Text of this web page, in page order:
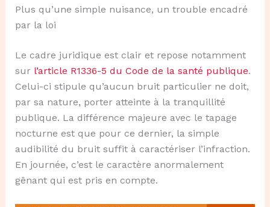
Plus qu’une simple nuisance, un trouble encadré
par la loi
Le cadre juridique est clair et repose notamment
sur l’article R1336-5 du Code de la santé publique.
Celui-ci stipule qu’aucun bruit particulier ne doit,
par sa nature, porter atteinte à la tranquillité
publique. La différence majeure avec le tapage
nocturne est que pour ce dernier, la simple
audibilité du bruit suffit à caractériser l’infraction.
En journée, c’est le caractère anormalement
gênant qui est pris en compte.